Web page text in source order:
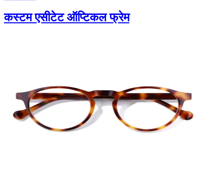
कस्टम एसीटेट ऑप्टिकल फ्रेम